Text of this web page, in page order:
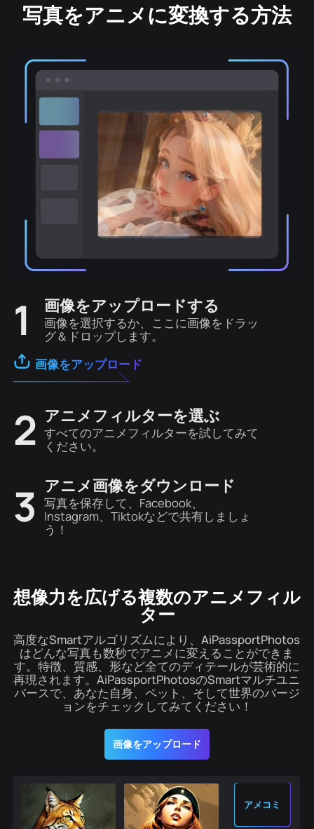
写真をアニメに変換する方法
1 画像をアップロードする
画像を選択するか、ここに画像をドラッ
グ＆ドロップします。
画像をアップロード
2 アニメフィルターを選ぶ
すべてのアニメフィルターを試してみて
ください。
3 アニメ画像をダウンロード
写真を保存して、Facebook、
Instagram、Tiktokなどで共有しましょ
う！
想像力を広げる複数のアニメフィル
ター
高度なSmartアルゴリズムにより、AiPassportPhotos
はどんな写真も数秒でアニメに変えることができま
す。特徴、質感、形など全てのディテールが芸術的に
再現されます。AiPassportPhotosのSmartマルチユニ
バースで、あなた自身、ペット、そして世界のバージ
ョンをチェックしてみてください！
画像をアップロード
アメコミ